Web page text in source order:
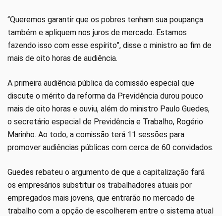
“Queremos garantir que os pobres tenham sua poupança
também e apliquem nos juros de mercado. Estamos
fazendo isso com esse espírito”, disse o ministro ao fim de
mais de oito horas de audiência.
A primeira audiência pública da comissão especial que
discute o mérito da reforma da Previdência durou pouco
mais de oito horas e ouviu, além do ministro Paulo Guedes,
o secretário especial de Previdência e Trabalho, Rogério
Marinho. Ao todo, a comissão terá 11 sessões para
promover audiências públicas com cerca de 60 convidados.
Guedes rebateu o argumento de que a capitalização fará
os empresários substituir os trabalhadores atuais por
empregados mais jovens, que entrarão no mercado de
trabalho com a opção de escolherem entre o sistema atual